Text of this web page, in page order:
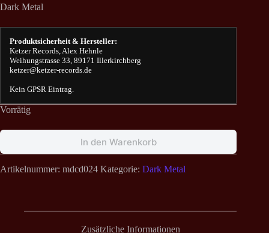
Dark Metal
Produktsicherheit & Hersteller:
Ketzer Records, Alex Hehnle
Weihungstrasse 33, 89171 Illerkirchberg
ketzer@ketzer-records.de
Kein GPSR Eintrag.
Vorrätig
In den Warenkorb
Artikelnummer: mdcd024 Kategorie: Dark Metal
Zusätzliche Informationen